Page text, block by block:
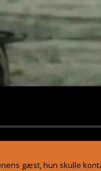
gæst, hun skulle